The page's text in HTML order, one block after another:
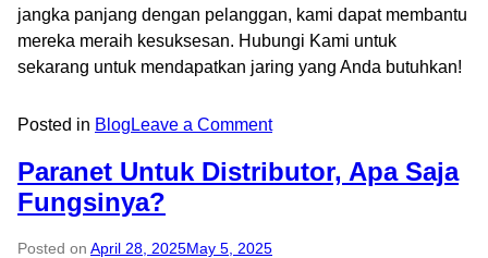
jangka panjang dengan pelanggan, kami dapat membantu
mereka meraih kesuksesan. Hubungi Kami untuk
sekarang untuk mendapatkan jaring yang Anda butuhkan!
Posted in Blog Leave a Comment
Paranet Untuk Distributor, Apa Saja
Fungsinya?
Posted on April 28, 2025May 5, 2025